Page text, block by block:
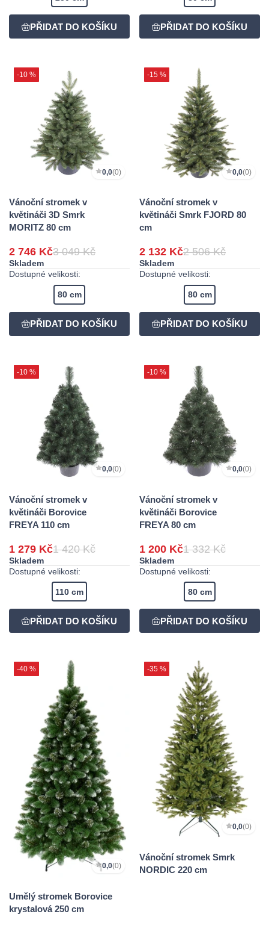
-10 %
0,0(0)
Vánoční stromek v
květináči 3D Smrk
MORITZ 80 cm
2 746 Kč3 049 Kč
Skladem
Dostupné velikosti:
80 cm
-15 %
0,0(0)
Vánoční stromek v
květináči Smrk FJORD 80
cm
2 132 Kč2 506 Kč
Skladem
Dostupné velikosti:
80 cm
-10 %
0,0(0)
Vánoční stromek v
květináči Borovice
FREYA 110 cm
1 279 Kč1 420 Kč
Skladem
Dostupné velikosti:
110 cm
-10 %
0,0(0)
Vánoční stromek v
květináči Borovice
FREYA 80 cm
1 200 Kč1 332 Kč
Skladem
Dostupné velikosti:
80 cm
-40 %
0,0(0)
Umělý stromek Borovice
krystalová 250 cm
-35 %
0,0(0)
Vánoční stromek Smrk
NORDIC 220 cm